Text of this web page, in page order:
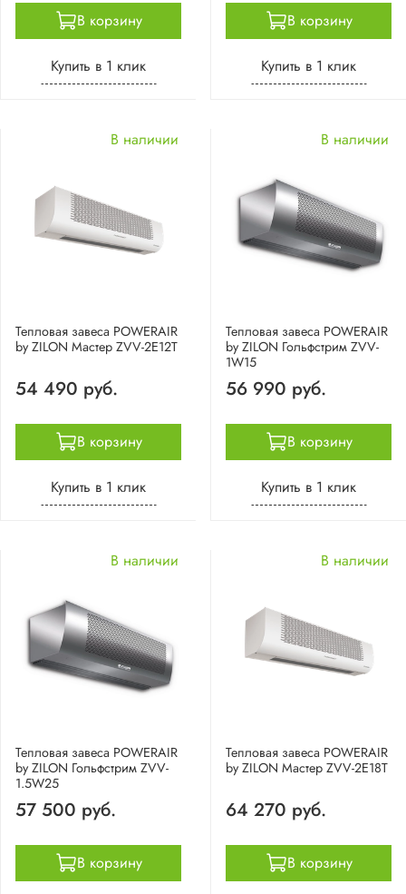
В корзину
Купить в 1 клик
В корзину
Купить в 1 клик
Тепловая завеса POWERAIR
by ZILON Мастер ZVV-2E12T
В наличии
54 490 руб.
В корзину
Купить в 1 клик
Тепловая завеса POWERAIR
by ZILON Гольфстрим ZVV-
1W15
В наличии
56 990 руб.
В корзину
Купить в 1 клик
Тепловая завеса POWERAIR
by ZILON Гольфстрим ZVV-
1.5W25
В наличии
57 500 руб.
В корзину
Тепловая завеса POWERAIR
by ZILON Мастер ZVV-2E18T
В наличии
64 270 руб.
В корзину